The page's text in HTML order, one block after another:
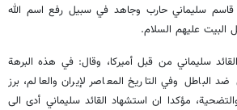
قاسم سليماني حارب وجاهد في سبيل رفع اسم الله
البيت عليهم السلام.
سليماني من قبل أميركا، وقال: في هذه البرهة
وفي التاريخ المعاصر لإيران والعالم، برز
مؤكدا ان استشهاد القائد سليماني أدى الى